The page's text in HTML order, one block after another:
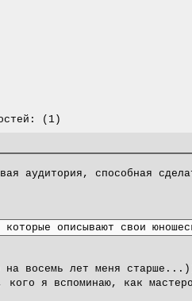
(1)
аудитория, способная
описывают свои
на восемь лет меня
я вспоминаю, как